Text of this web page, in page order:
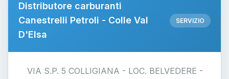
Distributore carburanti
Canestrelli Petroli - Colle Val
D'Elsa
SERVIZIO
VIA S.P. 5 COLLIGIANA - LOC. BELVEDERE -